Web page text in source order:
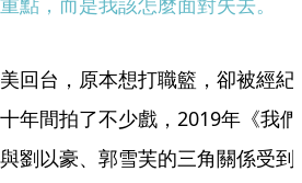
回台，原本想打職籃，卻被經紀
年間拍了不少戲，2019年《我們
劉以豪、郭雪芙的三角關係受到